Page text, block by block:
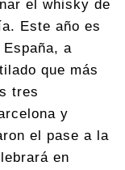
el whisky de
Este año es
a
que más
tres
y
el pase a la
en